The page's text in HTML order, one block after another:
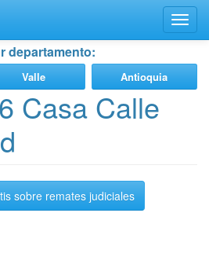
departamento:
Valle Antioquia
Casa Calle
sobre remates judiciales